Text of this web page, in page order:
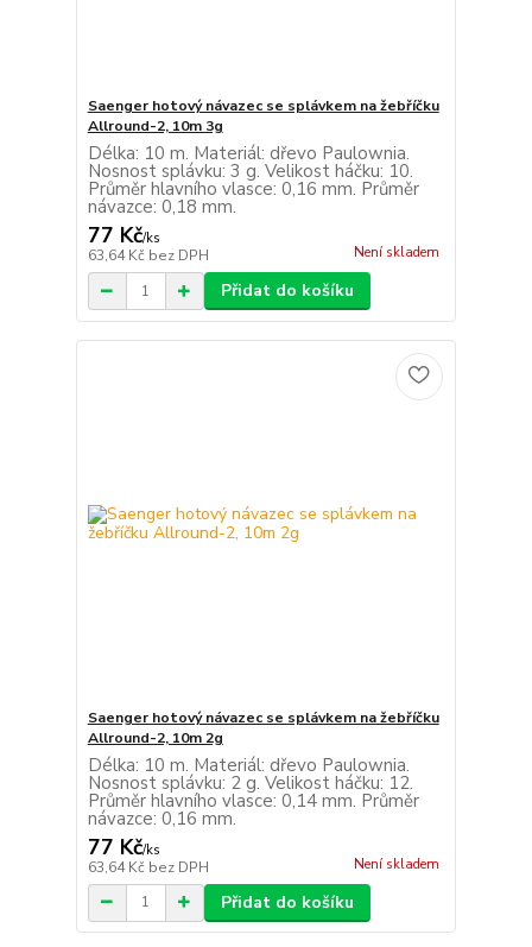
Saenger hotový návazec se splávkem na žebříčku
Allround-2, 10m 3g
Délka: 10 m. Materiál: dřevo Paulownia.
Nosnost splávku: 3 g. Velikost háčku: 10.
Průměr hlavního vlasce: 0,16 mm. Průměr
návazce: 0,18 mm.
77 Kč/ks
63,64 Kč bez DPH Není skladem
Přidat do košíku
Saenger hotový návazec se splávkem na žebříčku
Allround-2, 10m 2g
Délka: 10 m. Materiál: dřevo Paulownia.
Nosnost splávku: 2 g. Velikost háčku: 12.
Průměr hlavního vlasce: 0,14 mm. Průměr
návazce: 0,16 mm.
77 Kč/ks
63,64 Kč bez DPH Není skladem
Přidat do košíku